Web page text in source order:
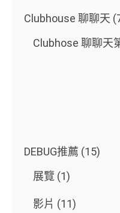
Clubhouse 聊聊天
Clubhose 聊聊天
DEBUG推薦 (15)
展覽 (1)
影片 (11)